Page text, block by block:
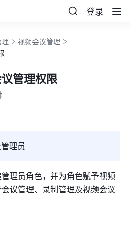
登录
视频会议管理
管理权限
理员
理员角色，并为角色赋予视频
议管理、录制管理及视频会议